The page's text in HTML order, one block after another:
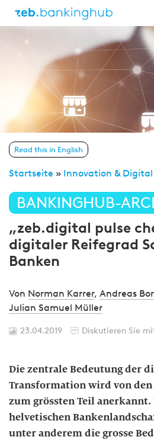
Read this in English
Startseite » Innovation & Digital
BANKINGHUB-
„zeb.digital pulse
digitaler Reifegrad
Banken
Von Norman Karrer, Andreas
Julian Samuel Müller
23.04.2019 Diskutieren Sie
Die zentrale Bedeutung der
Transformation wird von den
zum grössten Teil
helvetischen
unter anderem die grosse